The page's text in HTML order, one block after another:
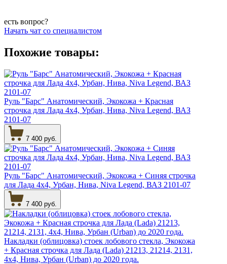
есть вопрос?
Начать чат со специалистом
Похожие товары:
Руль "Барс" Анатомический, Экокожа + Красная
строчка для Лада 4х4, Урбан, Нива, Niva Legend, ВАЗ
2101-07
7 400 руб.
Руль "Барс" Анатомический, Экокожа + Синяя строчка
для Лада 4х4, Урбан, Нива, Niva Legend, ВАЗ 2101-07
7 400 руб.
Накладки (облицовка) стоек лобового стекла, Экокожа
+ Красная строчка для Лада (Lada) 21213, 21214, 2131,
4х4, Нива, Урбан (Urban) до 2020 года.